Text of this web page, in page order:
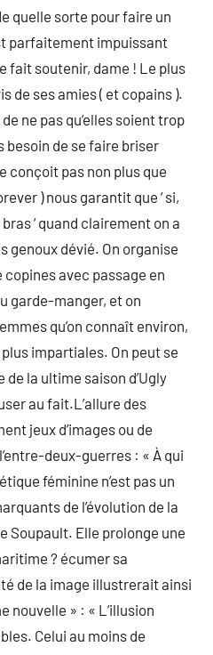
quelle sorte pour faire un
parfaitement impuissant
fait soutenir, dame ! Le plus
de ses amies ( et copains ).
ne pas qu’elles soient trop
besoin de se faire briser
conçoit pas non plus que
) nous garantit que ‘ si,
‘ quand clairement on a
genoux dévié. On organise
avec passage en
garde-manger, et on
qu’on connaît environ,
impartiales. On peut se
de la ultime saison d’Ugly
au fait.L’allure des
jeux d’images ou de
deux-guerres : « À qui
féminine n’est pas un
de l’évolution de la
Soupault. Elle prolonge une
? écumer sa
de la image illustrerait ainsi
nouvelle » : « L’illusion
Celui au moins de